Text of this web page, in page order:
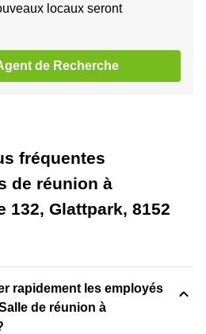
locaux seront
de Recherche
fréquentes
de réunion à
132, Glattpark, 8152
rapidement les employés
de réunion à